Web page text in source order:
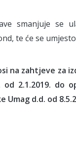
smanjuje se
te će se
na zahtjeve za
od 2.1.2019. do
Umag d.d. od